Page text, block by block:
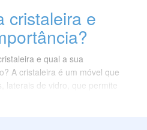
cristaleira e
e qual a sua
A cristaleira é um móvel que
laterais de vidro, que permite